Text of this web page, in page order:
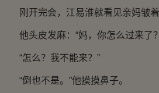
刚开完会，江易淮就看见亲妈皱
他头皮发麻：“妈，你怎么过来了
“怎么？我不能来？”
“倒也不是。”他摸摸鼻子。